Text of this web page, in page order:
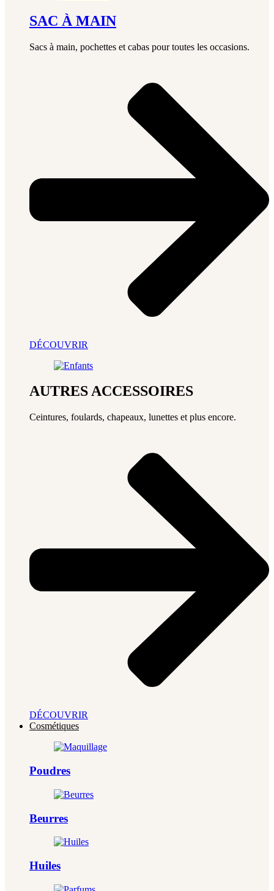
SAC À MAIN
Sacs à main, pochettes et cabas pour toutes les occasions.
DÉCOUVRIR
AUTRES ACCESSOIRES
Ceintures, foulards, chapeaux, lunettes et plus encore.
DÉCOUVRIR
Cosmétiques
Poudres
Beurres
Huiles